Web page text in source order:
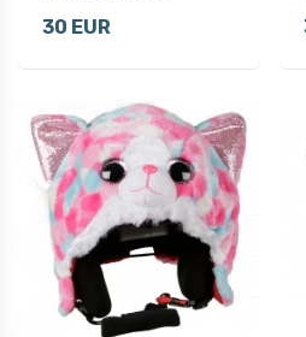
30 EUR